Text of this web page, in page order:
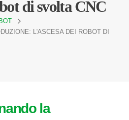
di svolta CNC
L'ASCESA DEI ROBOT DI
la